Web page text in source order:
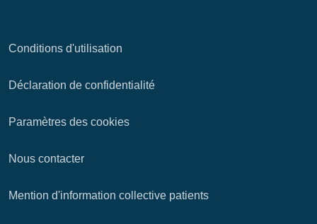
Conditions d'utilisation
Déclaration de confidentialité
Paramètres des cookies
Nous contacter
Mention d'information collective patients